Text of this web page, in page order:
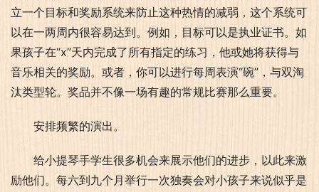
立一个目标和奖励系统来防止这种热情的减弱，这个系统可
以在一两周内很容易达到。例如，目标可以是执业证书。如
果孩子在“x”天内完成了所有指定的练习，他或她将获得与
音乐相关的奖励。或者，你可以进行每周表演“碗”，与双淘
汰类型轮。奖品并不像一场有趣的常规比赛那么重要。
安排频繁的演出。
给小提琴手学生很多机会来展示他们的进步，以此来激
励他们。每六到九个月举行一次独奏会对小孩子来说似乎是